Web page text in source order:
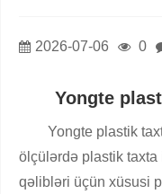
2026-07-06 0
Yongte
Yongte plastik
ölçülərdə plastik taxta
qəlibləri üçün xüsusi